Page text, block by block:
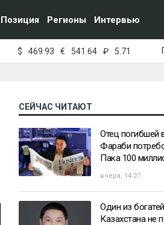
Позиция Регионы Интервью
$ 469.93 € 541.64 ₽ 5.71
СЕЙЧАС ЧИТАЮТ
Отец погибшей
Фараби
Пака 100
вчера, 14:27
Один из
Казахстана не